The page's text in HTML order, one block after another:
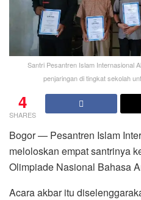
Santri Pesantren Islam Internasional
penjaringan di tingkat sekolah
4
SHARES
Bogor — Pesantren Islam
meloloskan empat santrinya
Olimpiade Nasional Bahasa
Acara akbar itu